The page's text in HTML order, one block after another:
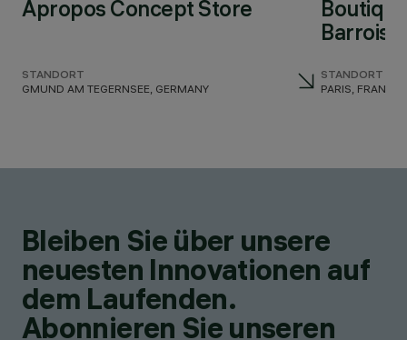
Apropos Concept Store
STANDORT
GMUND AM TEGERNSEE, GERMANY
Barrois
STANDORT
PARIS, FRANCE
Bleiben Sie über unsere
neuesten Innovationen auf
dem Laufenden.
Abonnieren Sie unseren